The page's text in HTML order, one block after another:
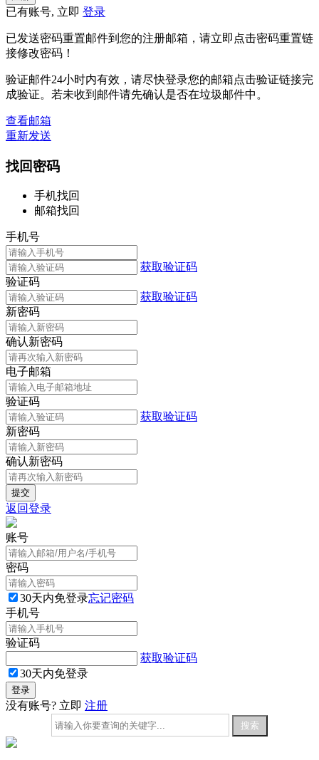
已有账号, 立即 登录
已发送密码重置邮件到您的注册邮箱，请立即点击密码重置链
接修改密码！
验证邮件24小时内有效，请尽快登录您的邮箱点击验证链接完
成验证。若未收到邮件请先确认是否在垃圾邮件中。
查看邮箱
重新发送
找回密码
手机找回
邮箱找回
手机号
获取验证码
验证码
获取验证码
新密码
确认新密码
电子邮箱
验证码
获取验证码
新密码
确认新密码
返回登录
账号
密码
30天内免登录忘记密码
手机号
验证码
获取验证码
30天内免登录
没有账号? 立即 注册